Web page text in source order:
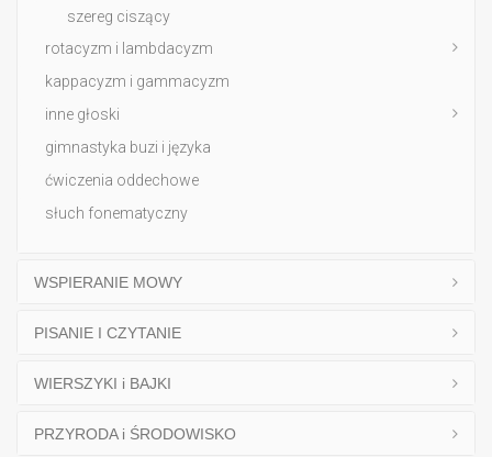
szereg ciszący
rotacyzm i lambdacyzm
kappacyzm i gammacyzm
inne głoski
gimnastyka buzi i języka
ćwiczenia oddechowe
słuch fonematyczny
WSPIERANIE MOWY
PISANIE I CZYTANIE
WIERSZYKI i BAJKI
PRZYRODA i ŚRODOWISKO